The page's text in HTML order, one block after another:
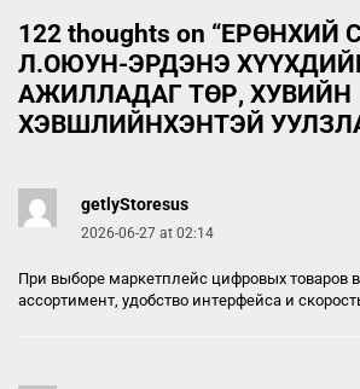
122 thoughts on “ЕРӨНХИЙ
Л.ОЮУН-ЭРДЭНЭ
АЖИЛЛАДАГ ТӨР, ХУВИЙН
ХЭВШЛИЙНХЭНТЭЙ
getlyStoresus
2026-06-27 at 02:14
При выборе маркетплейс цифровых товаров
ассортимент, удобство интерфейса и